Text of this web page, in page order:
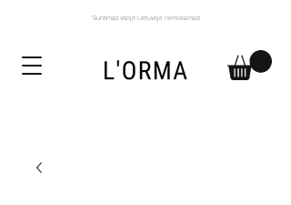
Siuntimas visoje Lietuvoje nemokamas!